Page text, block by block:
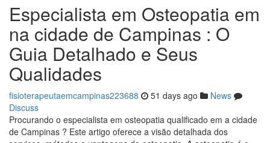
Especialista em Osteopatia em
na cidade de Campinas : O
Guia Detalhado e Seus
Qualidades
fisioterapeutaemcampinas223688 51 days ago
News
Discuss
Procurando o especialista em osteopatia qualificado em a cidade
de Campinas ? Este artigo oferece a visão detalhada dos